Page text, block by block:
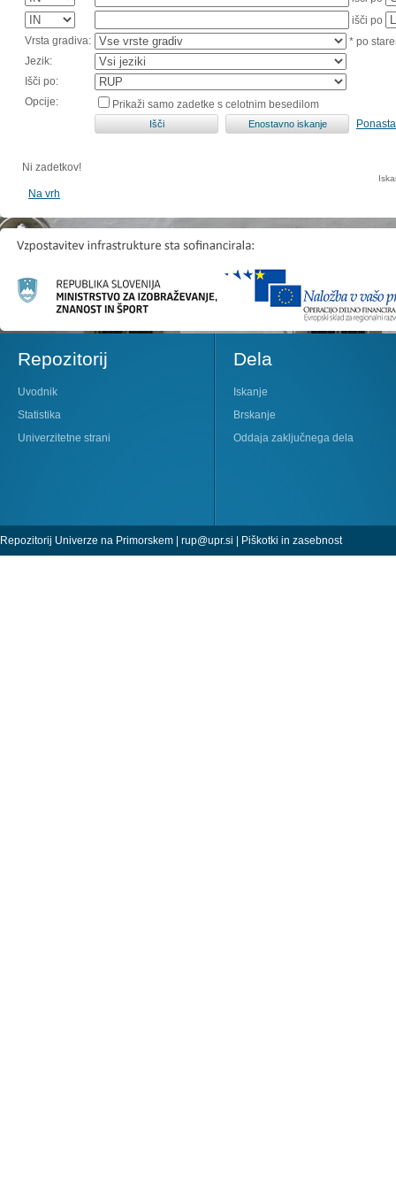
išči po
Vrsta gradiva:
* po
Jezik:
Išči po:
Opcije:
Prikaži samo zadetke s celotnim besedilom
Ni zadetkov!
Na vrh
Repozitorij
Uvodnik
Statistika
Univerzitetne strani
Dela
Iskanje
Brskanje
Oddaja zaključnega dela
Repozitorij Univerze na Primorskem | rup@upr.si | Piškotki in zasebnost